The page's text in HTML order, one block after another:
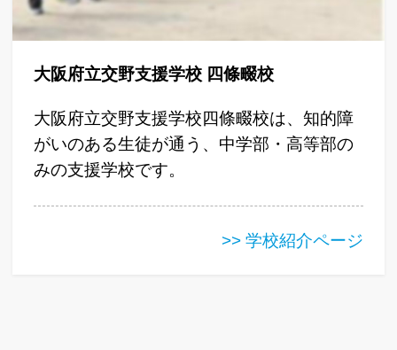
大阪府立交野支援学校 四條畷校
大阪府立交野支援学校四條畷校は、知的障
がいのある生徒が通う、中学部・高等部の
みの支援学校です。
>> 学校紹介ページ